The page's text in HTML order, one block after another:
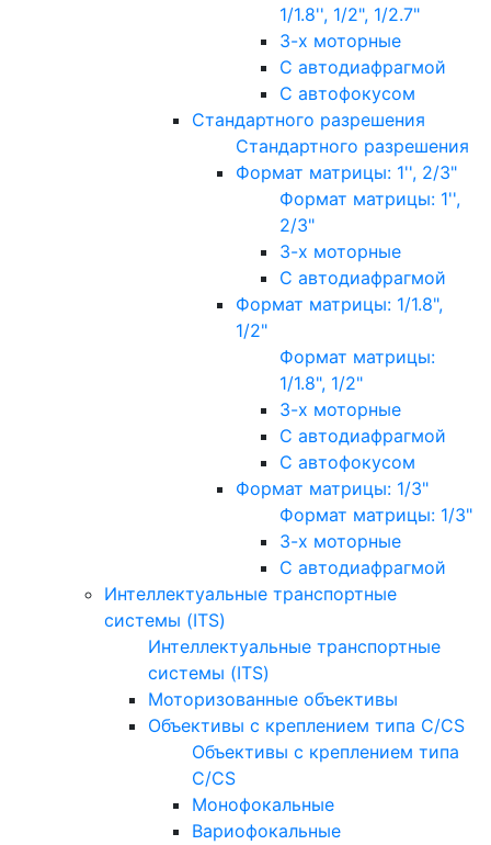
1/1.8'', 1/2", 1/2.7"
3-х моторные
С автодиафрагмой
С автофокусом
Стандартного разрешения
Стандартного разрешения
Формат матрицы: 1'', 2/3"
Формат матрицы: 1'',
2/3"
3-х моторные
С автодиафрагмой
Формат матрицы: 1/1.8",
1/2"
Формат матрицы:
1/1.8", 1/2"
3-х моторные
С автодиафрагмой
С автофокусом
Формат матрицы: 1/3"
Формат матрицы: 1/3"
3-х моторные
С автодиафрагмой
Интеллектуальные транспортные
системы (ITS)
Интеллектуальные транспортные
системы (ITS)
Моторизованные объективы
Объективы с креплением типа C/CS
Объективы с креплением типа
C/CS
Монофокальные
Вариофокальные